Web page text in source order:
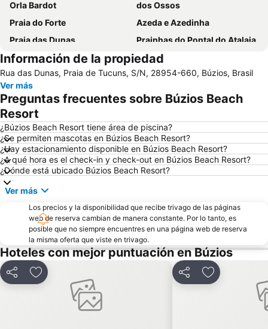
Orla Bardot
dos Ossos
Praia do Forte
Azeda e Azedinha
Praia das Dunas
Prainhas do Pontal do Atalaia
Praia das Conchas
Arraial do Cabo
Praia do Peró
Tortuga
Praia da Armação
Forte São Mateus
do Forno
Costa Azul
José Gonçalves
Información de la propiedad
Rua das Dunas, Praia de Tucuns, S/N, 28954-660, Búzios, Brasil
Ver más
Preguntas frecuentes sobre Búzios Beach
Resort
¿Búzios Beach Resort tiene área de piscina?
¿Se permiten mascotas en Búzios Beach Resort?
¿Hay estacionamiento disponible en Búzios Beach Resort?
¿A qué hora es el check-in y check-out en Búzios Beach Resort?
¿Dónde está ubicado Búzios Beach Resort?
Ver más
Los precios y la disponibilidad que recibe trivago de las páginas
web de reserva cambian de manera constante. Por lo tanto, es
posible que no siempre encuentres en una página web de reserva
la misma oferta que viste en trivago.
Hoteles con mejor puntuación en Búzios
CompartirAgregar a favoritos CompartirAgregar a